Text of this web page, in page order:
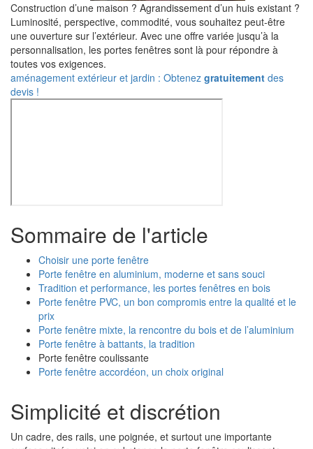
Construction d’une maison ? Agrandissement d’un huis existant ?
Luminosité, perspective, commodité, vous souhaitez peut-être
une ouverture sur l’extérieur. Avec une offre variée jusqu’à la
personnalisation, les portes fenêtres sont là pour répondre à
toutes vos exigences.
aménagement extérieur et jardin : Obtenez gratuitement des
devis !
Sommaire de l'article
Choisir une porte fenêtre
Porte fenêtre en aluminium, moderne et sans souci
Tradition et performance, les portes fenêtres en bois
Porte fenêtre PVC, un bon compromis entre la qualité et le
prix
Porte fenêtre mixte, la rencontre du bois et de l’aluminium
Porte fenêtre à battants, la tradition
Porte fenêtre coulissante
Porte fenêtre accordéon, un choix original
Simplicité et discrétion
Un cadre, des rails, une poignée, et surtout une importante